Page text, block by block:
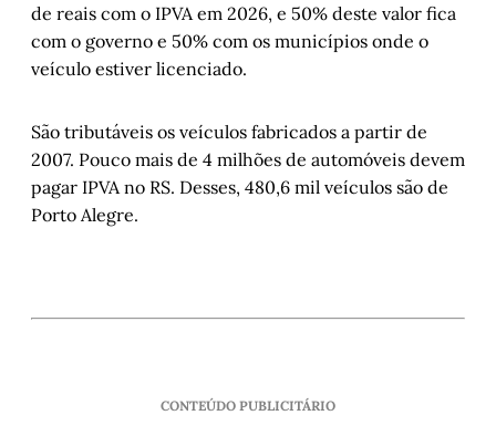
de reais com o IPVA em 2026, e 50% deste valor fica
com o governo e 50% com os municípios onde o
veículo estiver licenciado.
São tributáveis os veículos fabricados a partir de
2007. Pouco mais de 4 milhões de automóveis devem
pagar IPVA no RS. Desses, 480,6 mil veículos são de
Porto Alegre.
CONTEÚDO PUBLICITÁRIO